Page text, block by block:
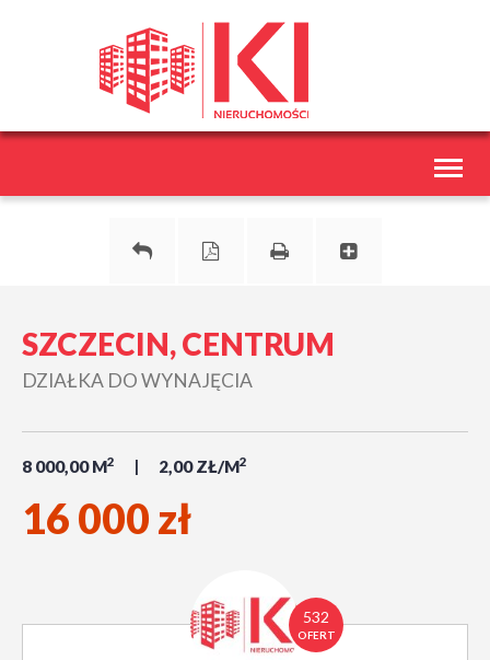
SZCZECIN, CENTRUM
DZIAŁKA DO WYNAJĘCIA
8 000,00 M2 2,00 ZŁ/M2
16 000 zł
532
OFERT